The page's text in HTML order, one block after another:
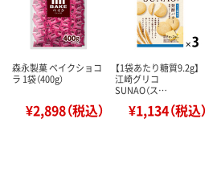
森永製菓 ベイクショコ
ラ 1袋（400g）
¥2,898（税込）
【1袋あたり糖質9.2g】
江崎グリコ
SUNAO（ス…
¥1,134（税込）